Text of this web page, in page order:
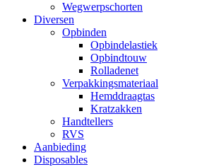
Wegwerpschorten
Diversen
Opbinden
Opbindelastiek
Opbindtouw
Rolladenet
Verpakkingsmateriaal
Hemddraagtas
Kratzakken
Handtellers
RVS
Aanbieding
Disposables